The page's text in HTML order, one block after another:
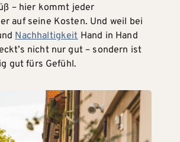
– hier kommt jeder
auf seine Kosten. Und weil bei
Nachhaltigkeit Hand in Hand
nicht nur gut – sondern ist
gut fürs Gefühl.